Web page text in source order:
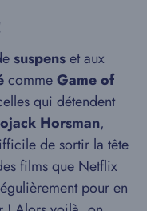
suspenset aux
commeGame of
qui détendent
Horsman,
de sortir la tête
films que Netflix
pour en